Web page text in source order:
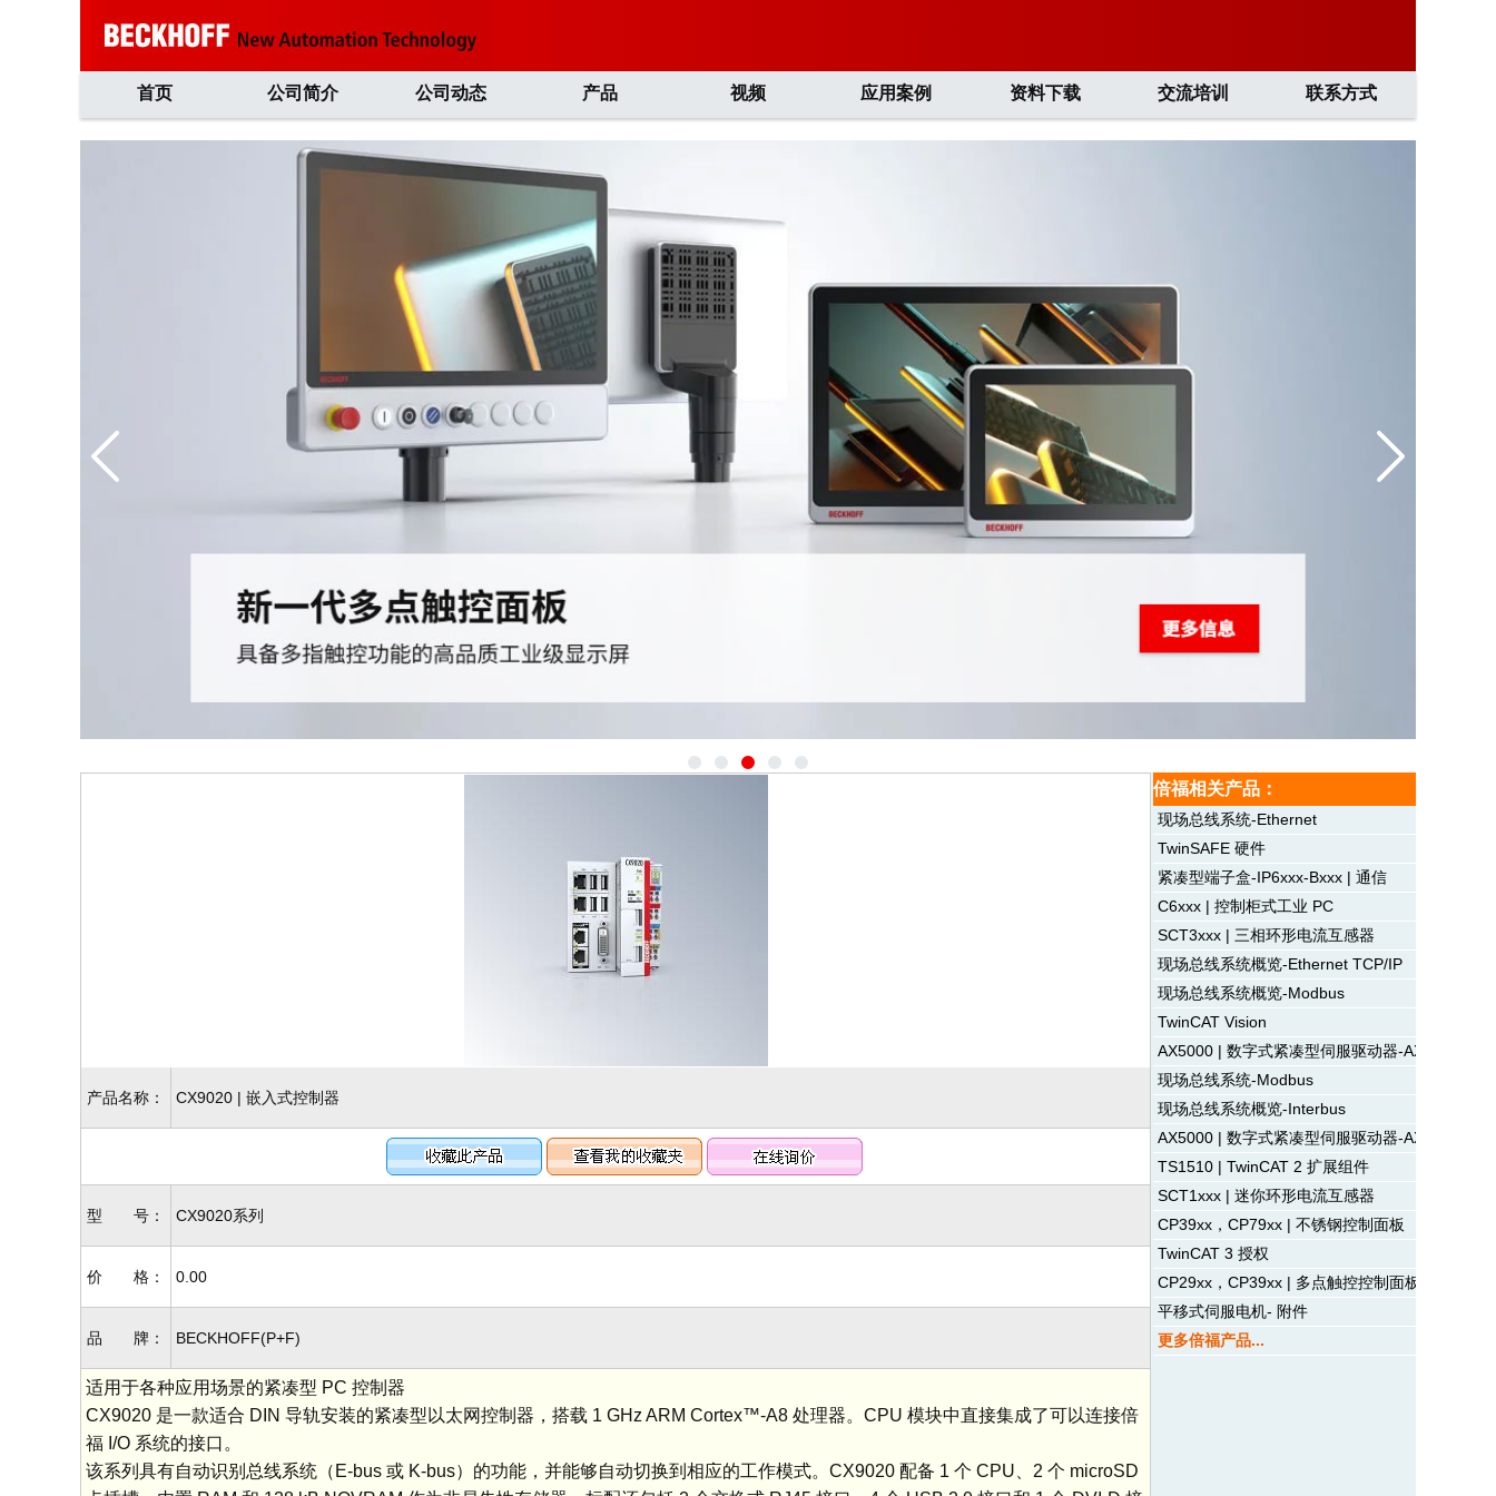
首页 公司简介 公司动态 产品 视频 应用案例 资料下载 交流培训 联系方式
产品名称： CX9020 | 嵌入式控制器
型 号： CX9020系列
价 格： 0.00
品 牌： BECKHOFF(P+F)
适用于各种应用场景的紧凑型 PC 控制器
CX9020 是一款适合 DIN 导轨安装的紧凑型以太网控制器，搭载 1 GHz ARM Cortex™-A8 处理器。CPU 模块中直接集成了可以连接倍
福 I/O 系统的接口。
该系列具有自动识别总线系统（E-bus 或 K-bus）的功能，并能够自动切换到相应的工作模式。CX9020 配备 1 个 CPU、2 个 microSD
倍福相关产品：
现场总线系统-Ethernet
TwinSAFE 硬件
紧凑型端子盒-IP6xxx-Bxxx | 通信
C6xxx | 控制柜式工业 PC
SCT3xxx | 三相环形电流互感器
现场总线系统概览-Ethernet TCP/IP
现场总线系统概览-Modbus
TwinCAT Vision
AX5000 | 数字式紧凑型伺服驱动器-AX5806
现场总线系统-Modbus
现场总线系统概览-Interbus
AX5000 | 数字式紧凑型伺服驱动器-AX5140
TS1510 | TwinCAT 2 扩展组件
SCT1xxx | 迷你环形电流互感器
CP39xx，CP79xx | 不锈钢控制面板
TwinCAT 3 授权
CP29xx，CP39xx | 多点触控控制面板
平移式伺服电机- 附件
更多倍福产品...